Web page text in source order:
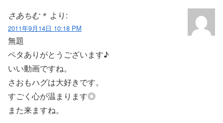
さあちむ＊ より:
2011年9月14日 10:18 PM
無題
ペタありがとうございます♪
いい動画ですね。
さおもハグは大好きです。
すごく心が温まります◎
また来ますね。